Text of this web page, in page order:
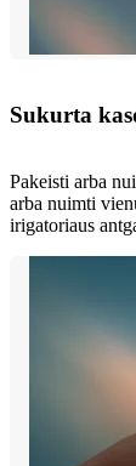
Sukurta
Pakeisti arba
arba nuimti
irigatoriaus